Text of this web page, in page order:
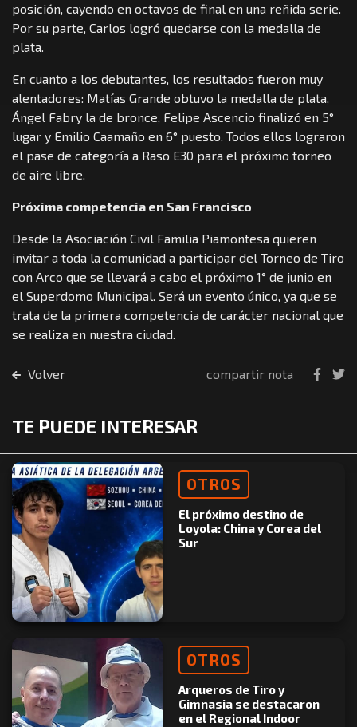
posición, cayendo en octavos de final en una reñida serie.
Por su parte, Carlos logró quedarse con la medalla de
plata.
En cuanto a los debutantes, los resultados fueron muy
alentadores: Matías Grande obtuvo la medalla de plata,
Ángel Fabry la de bronce, Felipe Ascencio finalizó en 5°
lugar y Emilio Caamaño en 6° puesto. Todos ellos lograron
el pase de categoría a Raso E30 para el próximo torneo
de aire libre.
Próxima competencia en San Francisco
Desde la Asociación Civil Familia Piamontesa quieren
invitar a toda la comunidad a participar del Torneo de Tiro
con Arco que se llevará a cabo el próximo 1° de junio en
el Superdomo Municipal. Será un evento único, ya que se
trata de la primera competencia de carácter nacional que
se realiza en nuestra ciudad.
Volver compartir nota
TE PUEDE INTERESAR
OTROS
El próximo destino de
Loyola: China y Corea del
Sur
OTROS
Arqueros de Tiro y
Gimnasia se destacaron
en el Regional Indoor